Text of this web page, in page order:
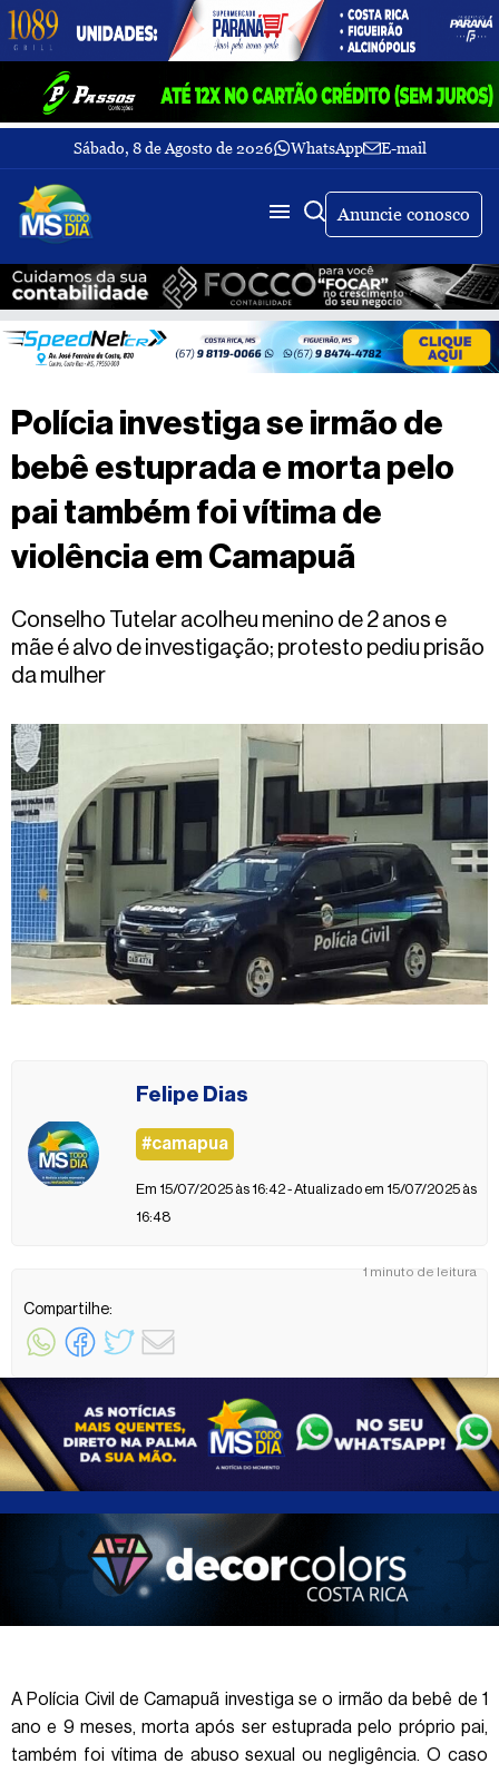
Sábado, 8 de Agosto de 2026 WhatsApp E-mail
Fechar Menu
Últimas
notícias
Galeria
de
fotos
Sobre
Nós
TV
MS
dia
Fale
conosco
Anuncie conosco
Buscar
1 minuto de leitura
Polícia investiga se irmão de
bebê estuprada e morta pelo
pai também foi vítima de
violência em Camapuã
Conselho Tutelar acolheu menino de 2 anos e
mãe é alvo de investigação; protesto pediu prisão
da mulher
Felipe Dias
#camapua
Em 15/07/2025 às 16:42 - Atualizado em 15/07/2025 às
16:48
Compartilhe:
A Polícia Civil de Camapuã investiga se o irmão da bebê de 1
ano e 9 meses, morta após ser estuprada pelo próprio pai,
também foi vítima de abuso sexual ou negligência. O caso